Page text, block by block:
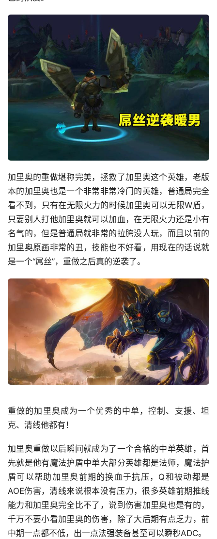
加里奥的重做堪称完美，拯救了加里奥这个英雄，老版
本的加里奥也是一个非常非常冷门的英雄，普通局完全
看不到，只有在无限火力的时候加里奥可以无限W盾，
只要别人打他加里奥就可以加血，在无限火力还是小有
名气的，但是普通局就非常的拉胯没人玩，而且以前的
加里奥原画非常的丑，技能也不好看，用现在的话说就
是一个“屌丝”，重做之后真的逆袭了。
重做的加里奥成为一个优秀的中单，控制、支援、坦
克、清线他都有！
加里奥重做以后瞬间就成为了一个合格的中单英雄，首
先就是他有魔法护盾中单大部分英雄都是法师，魔法护
盾可以帮助加里奥前期的换血于抗压，Q和被动都是
AOE伤害，清线来说根本没有压力，很多英雄前期推线
能力和加里奥完全比不了，说到伤害加里奥也是有的，
千万不要小看加里奥的伤害，除了大后期有点乏力，前
中期一点都不低，出一点法强装备甚至可以瞬秒ADC。